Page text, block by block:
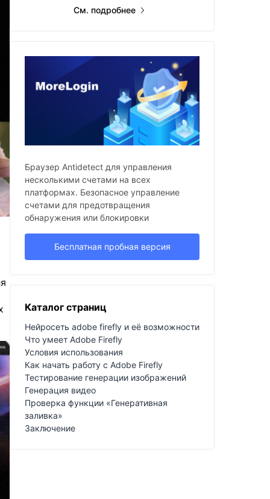
См. подробнее
Браузер Antidetect для управления
несколькими счетами на всех
платформах. Безопасное управление
счетами для предотвращения
обнаружения или блокировки
Бесплатная пробная версия
Каталог страниц
Нейросеть adobe firefly и её возможности
Что умеет Adobe Firefly
Условия использования
Как начать работу с Adobe Firefly
Тестирование генерации изображений
Генерация видео
Проверка функции «Генеративная
заливка»
Заключение